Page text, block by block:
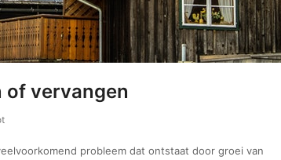
of vervangen
probleem dat ontstaat door groei van